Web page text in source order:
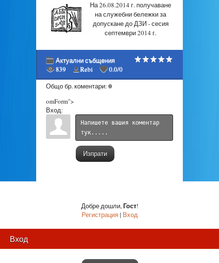
На 26.08.2014 г. получаване
на служебни бележки за
допускане до ДЗИ - сесия
септември 2014 г.
Актуални събщения
839
Rebi 0.0/0
Общо бр. коментари: 0
omForm">
Вход:
Изпрати
Добре дошли,Гост!
Регистрация| Вход
Вход